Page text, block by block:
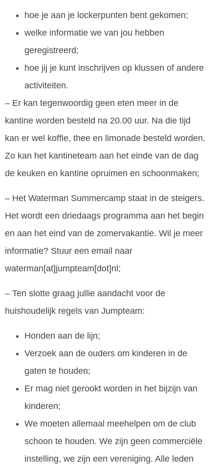
hoe je aan je lockerpunten bent gekomen;
welke informatie we van jou hebben
geregistreerd;
hoe jij je kunt inschrijven op klussen of andere
activiteiten.
– Er kan tegenwoordig geen eten meer in de
kantine worden besteld na 20.00 uur. Na die tijd
kan er wel koffie, thee en limonade besteld worden.
Zo kan het kantineteam aan het einde van de dag
de keuken en kantine opruimen en schoonmaken;
– Het Waterman Summercamp staat in de steigers.
Het wordt een driedaags programma aan het begin
en aan het eind van de zomervakantie. Wil je meer
informatie? Stuur een email naar
waterman[at]jumpteam[dot]nl;
– Ten slotte graag jullie aandacht voor de
huishoudelijk regels van Jumpteam:
Honden aan de lijn;
Verzoek aan de ouders om kinderen in de
gaten te houden;
Er mag niet gerookt worden in het bijzijn van
kinderen;
We moeten allemaal meehelpen om de club
schoon te houden. We zijn geen commerciële
instelling, we zijn een vereniging. Alle leden